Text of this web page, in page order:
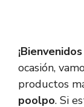
ocasión,
productos
poolpo. Si